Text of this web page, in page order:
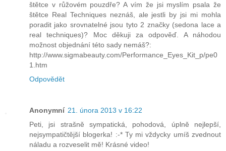
štětce v růžovém pouzdře? A vím že jsi myslím psala že
štětce Real Techniques neznáš, ale jestli by jsi mi mohla
poradit jako srovnatelné jsou tyto 2 značky (sedona lace a
real techniques)? Moc děkuji za odpověď. A náhodou
možnost objednání této sady nemáš?:
http://www.sigmabeauty.com/Performance_Eyes_Kit_p/pe0
1.htm
Odpovědět
Anonymní 21. února 2013 v 16:22
Peti, jsi strašně sympatická, pohodová, úplně nejlepší,
nejsympatičtější blogerka! :-* Ty mi vždycky umíš zvednout
náladu a rozveselit mě! Krásné video!